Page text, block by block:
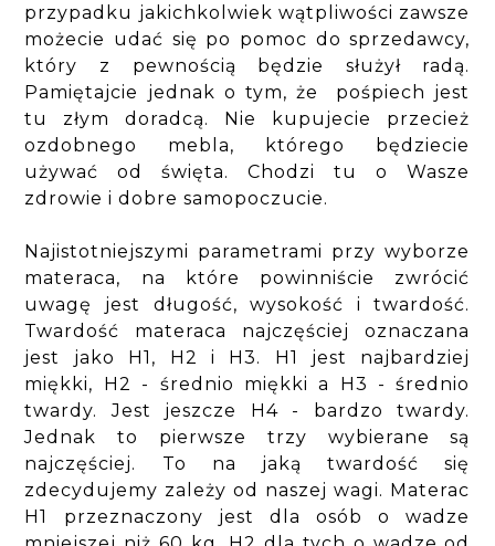
przypadku jakichkolwiek wątpliwości zawsze
możecie udać się po pomoc do sprzedawcy,
który z pewnością będzie służył radą.
Pamiętajcie jednak o tym, że pośpiech jest
tu złym doradcą. Nie kupujecie przecież
ozdobnego mebla, którego będziecie
używać od święta. Chodzi tu o Wasze
zdrowie i dobre samopoczucie.
Najistotniejszymi parametrami przy wyborze
materaca, na które powinniście zwrócić
uwagę jest długość, wysokość i twardość.
Twardość materaca najczęściej oznaczana
jest jako H1, H2 i H3. H1 jest najbardziej
miękki, H2 - średnio miękki a H3 - średnio
twardy. Jest jeszcze H4 - bardzo twardy.
Jednak to pierwsze trzy wybierane są
najczęściej. To na jaką twardość się
zdecydujemy zależy od naszej wagi. Materac
H1 przeznaczony jest dla osób o wadze